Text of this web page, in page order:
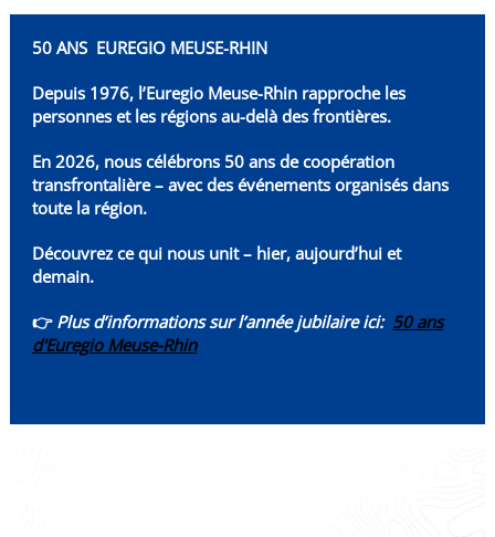
50 ANS EUREGIO MEUSE-RHIN
Depuis 1976, l’Euregio Meuse-Rhin rapproche les
personnes et les régions au-delà des frontières.
En 2026, nous célébrons 50 ans de coopération
transfrontalière – avec des événements organisés dans
toute la région.
Découvrez ce qui nous unit – hier, aujourd’hui et
demain.
👉 Plus d’informations sur l’année jubilaire ici: 50 ans
d'Euregio Meuse-Rhin